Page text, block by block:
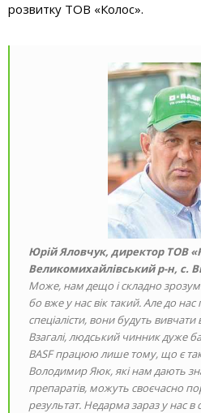
розвитку ТОВ «Колос».
Юрій Яловчук, директор ТОВ
Великомихайлівський р-н, с.
Може, нам дещо і складно
бо вже у нас вік такий. Але до
спеціалісти, во­­ни будуть
Взагалі, людський чинник дуже
BASF працюю лише тому, що є
Володимир Яюк, які нам дають
препаратів, можуть своєчасно
результат. Недарма зараз у нас в